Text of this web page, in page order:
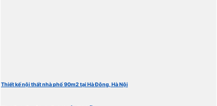
Thiết kế nội thất nhà phố 90m2 tại Hà Đông, Hà Nội